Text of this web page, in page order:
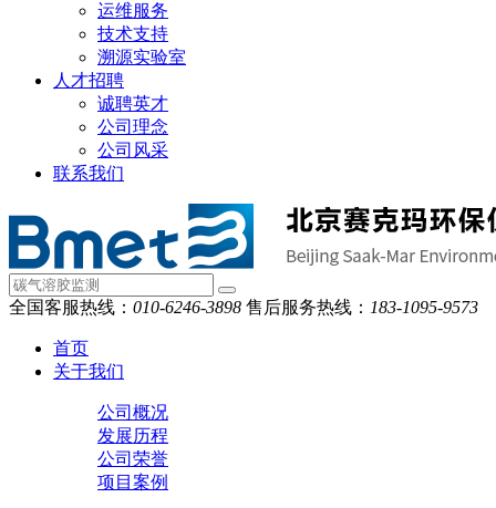
运维服务
技术支持
溯源实验室
人才招聘
诚聘英才
公司理念
公司风采
联系我们
全国客服热线： 010-6246-3898 售后服务热线： 183-1095-9573
首页
关于我们
公司概况
发展历程
公司荣誉
项目案例